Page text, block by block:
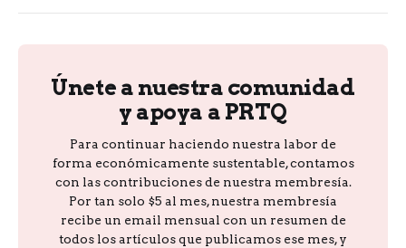
Únete a nuestra comunidad
y apoya a PRTQ
Para continuar haciendo nuestra labor de
forma económicamente sustentable, contamos
con las contribuciones de nuestra membresía.
Por tan solo $5 al mes, nuestra membresía
recibe un email mensual con un resumen de
todos los artículos que publicamos ese mes, y